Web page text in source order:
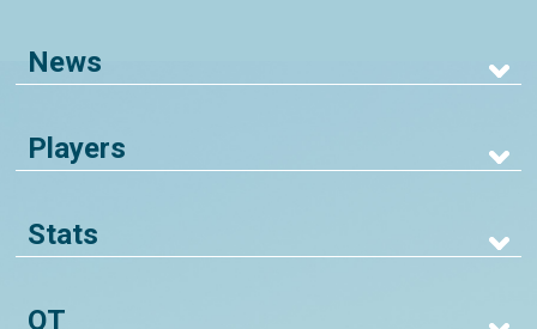
News
Players
Stats
QT